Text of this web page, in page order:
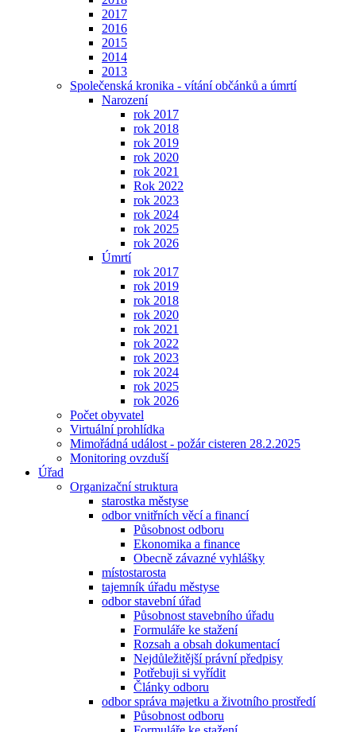
2017
2016
2015
2014
2013
Společenská kronika - vítání občánků a úmrtí
Narození
rok 2017
rok 2018
rok 2019
rok 2020
rok 2021
Rok 2022
rok 2023
rok 2024
rok 2025
rok 2026
Úmrtí
rok 2017
rok 2019
rok 2018
rok 2020
rok 2021
rok 2022
rok 2023
rok 2024
rok 2025
rok 2026
Počet obyvatel
Virtuální prohlídka
Mimořádná událost - požár cisteren 28.2.2025
Monitoring ovzduší
Úřad
Organizační struktura
starostka městyse
odbor vnitřních věcí a financí
Působnost odboru
Ekonomika a finance
Obecně závazné vyhlášky
místostarosta
tajemník úřadu městyse
odbor stavební úřad
Působnost stavebního úřadu
Formuláře ke stažení
Rozsah a obsah dokumentací
Nejdůležitější právní předpisy
Potřebuji si vyřídit
Články odboru
odbor správa majetku a životního prostředí
Působnost odboru